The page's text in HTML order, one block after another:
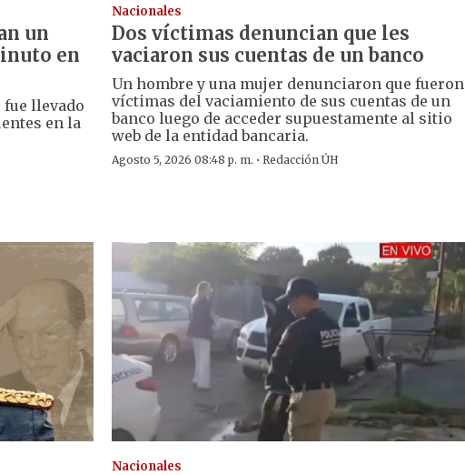
un
en
fue llevado
en la
Nacionales
Dos víctimas denuncian que les
vaciaron sus cuentas de un banco
Un hombre y una mujer denunciaron que fueron
víctimas del vaciamiento de sus cuentas de un
banco luego de acceder supuestamente al sitio
web de la entidad bancaria.
Agosto 5, 2026 08:48 p. m. ·Redacción ÚH
Nacionales